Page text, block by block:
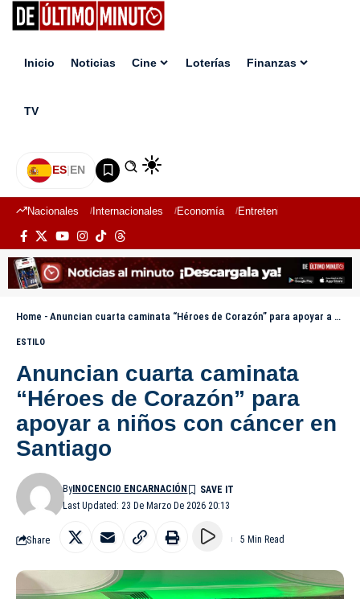
Inicio Noticias Cine Loterías Finanzas
TV
ES|EN
Nacionales Internacionales Economía Entretenimiento
Home - Anuncian cuarta caminata “Héroes de Corazón” para apoyar a niños con cáncer en Santiago
ESTILO
Anuncian cuarta caminata
“Héroes de Corazón” para
apoyar a niños con cáncer en
Santiago
Last Updated: 23 De Marzo De 2026 20:13
ByINOCENCIO ENCARNACIÓN
Share 5 Min Read